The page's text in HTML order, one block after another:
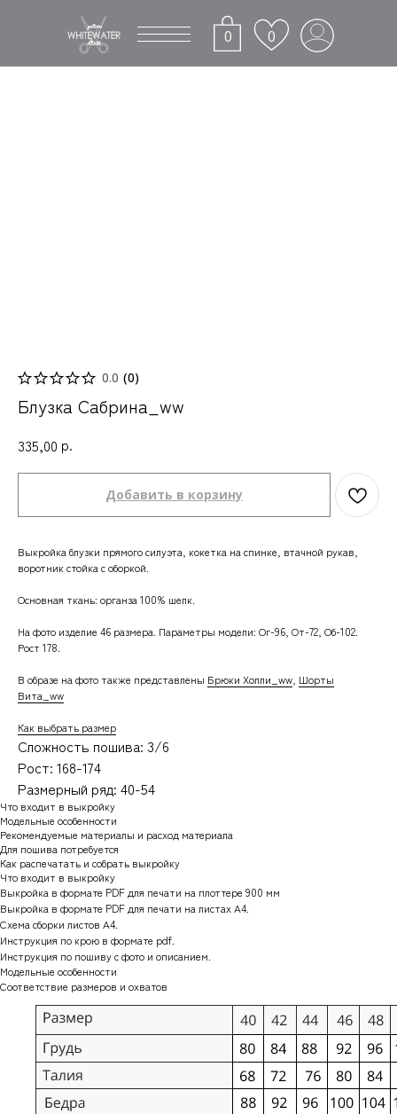
0 0
0.0 (0)
Блузка Сабрина_ww
335,00 р.
Добавить в корзину
Выкройка блузки прямого силуэта, кокетка на спинке, втачной рукав,
воротник стойка с оборкой.
Основная ткань: органза 100% шелк.
На фото изделие 46 размера. Параметры модели: Ог-96, От-72, Об-102.
Рост 178.
В образе на фото также представлены Брюки Холли_ww Шорты
Вита_ww
Как выбрать размер
Сложность пошива: 3/6
Рост: 168-174
Размерный ряд: 40-54
Что входит в выкройку
Модельные особенности
Рекомендуемые материалы и расход материала
Для пошива потребуется
Как распечатать и собрать выкройку
Что входит в выкройку
Выкройка в формате PDF для печати на плоттере 900 мм
Выкройка в формате PDF для печати на листах А4.
Схема сборки листов А4.
Инструкция по крою в формате pdf.
Инструкция по пошиву с фото и описанием.
Модельные особенности
Соответствие размеров и охватов